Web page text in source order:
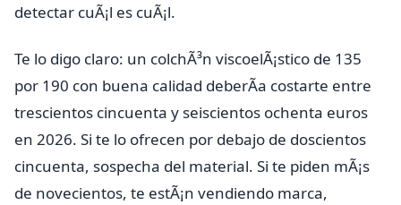
detectar cuÃ¡l es cuÃ¡l.
Te lo digo claro: un colchÃ³n viscoelÃ¡stico de 135
por 190 con buena calidad deberÃ­a costarte entre
trescientos cincuenta y seiscientos ochenta euros
en 2026. Si te lo ofrecen por debajo de doscientos
cincuenta, sospecha del material. Si te piden mÃ¡s
de novecientos, te estÃ¡n vendiendo marca,